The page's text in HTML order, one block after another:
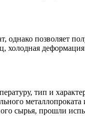
однако позволяет
холодная
тип и
металлопроката
сырья, прошли